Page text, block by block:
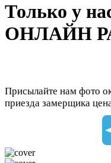
Только у
ОНЛАЙН
Присылайте нам фото
приезда замерщика